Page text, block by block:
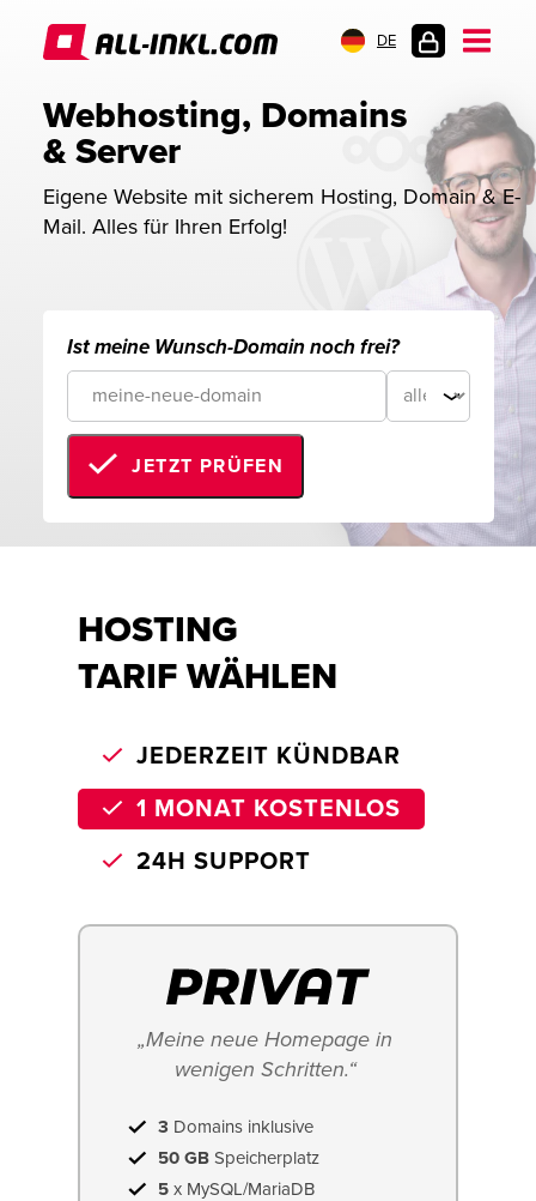
DE
Webhosting, Domains
& Server
Eigene Website mit sicherem Hosting, Domain & E-
Mail. Alles für Ihren Erfolg!
Ist meine Wunsch-Domain noch frei?
JETZT PRÜFEN
HOSTING
TARIF WÄHLEN
JEDERZEIT KÜNDBAR
1 MONAT KOSTENLOS
24H SUPPORT
„Meine neue Homepage in
wenigen Schritten.“
3 Domains inklusive
50 GB Speicherplatz
5 x MySQL/MariaDB